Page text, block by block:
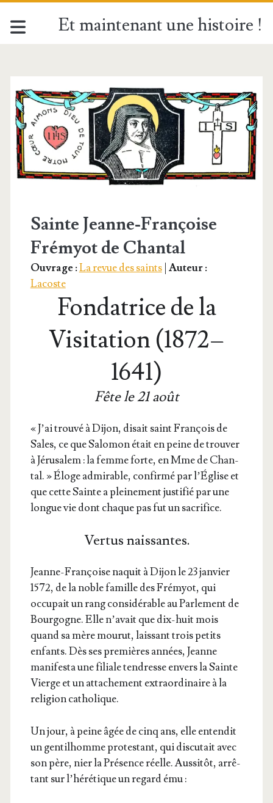
Et maintenant une histoire !
<span>Sainte
Jeanne
de
Sainte Jeanne-Françoise
Frémyot de Chantal
Ouvrage :La revue des saints| Auteur :
Lacoste
Fondatrice de la
Visitation (1872 –
1641)
Fête le 21 août
« J’ai trou­vé à Dijon, disait saint Fran­çois de
Sales, ce que Salo­mon était en peine de trou­ver
à Jéru­sa­lem : la femme forte, en Mme de Chan­
tal. » Éloge admi­rable, confir­mé par l’É­glise et
que cette Sainte a plei­ne­ment jus­ti­fié par une
longue vie dont chaque pas fut un sacrifice.
Vertus naissantes.
Jeanne-Fran­çoise naquit à Dijon le 23 jan­vier
1572, de la noble famille des Fré­myot, qui
occu­pait un rang consi­dé­rable au Par­le­ment de
Bour­gogne. Elle n’a­vait que dix-huit mois
quand sa mère mou­rut, lais­sant trois petits
enfants. Dès ses pre­mières années, Jeanne
mani­fes­ta une filiale ten­dresse envers la Sainte
Vierge et un atta­che­ment extra­or­di­naire à la
reli­gion catholique.
Un jour, à peine âgée de cinq ans, elle enten­dit
un gen­til­homme pro­tes­tant, qui dis­cu­tait avec
son père, nier la Pré­sence réelle. Aus­si­tôt, arrê­
tant sur l’hé­ré­tique un regard ému :